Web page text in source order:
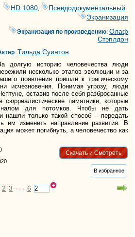
HD 1080 Псевдодокументальный
Экранизация
Экранизация по произведению:Олаф
Стэплдон
: Тильда Суинтон
долгую историю человечества люди
несколько этапов эволюции и за
появления пришли к трагическому
исчезновения. Понимая угрозу, люди
оставив после себя разбросанные
сюрреалистические памятники, которые
для потомков. Чтобы не дать
нашли только такой способ – передать
им изменить направление развития. В
может погибнуть, а человечество как
Скачать и Смотреть
В избранное
2 3 · · · 6